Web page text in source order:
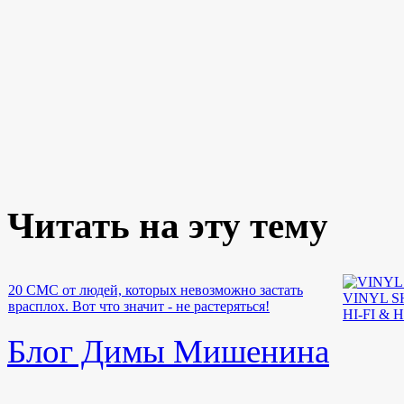
Читать на эту тему
20 СМС от людей, которых невозможно застать
врасплох. Вот что значит - не растеряться!
VINYL
HI-FI &
Блог Димы Мишенина